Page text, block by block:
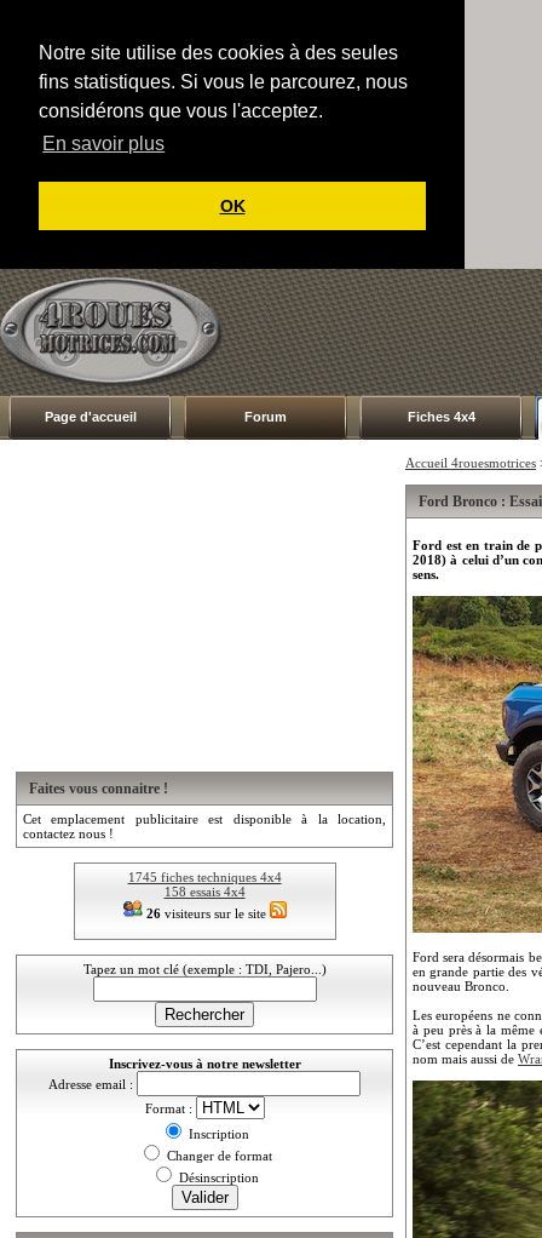
Notre site utilise des cookies à des seules
fins statistiques. Si vous le parcourez, nous
considérons que vous l'acceptez.
En savoir plus
OK
Page d'accueil Forum Fiches 4x4
Faites vous connaitre !
Cet emplacement publicitaire est disponible à la location,
contactez nous !
1745 fiches techniques 4x4
158 essais 4x4
26visiteurs sur le site
Tapez un mot clé (exemple : TDI, Pajero...)
Inscrivez-vous à notre newsletter
Adresse email :
Format :
Inscription
Changer de format
Désinscription
Accueil 4rouesmotrices
Ford Bronco : Essai
Ford est en train de
2018) à celui d’un
sens.
Ford sera désormais
en grande partie des
nouveau Bronco.
Les européens ne
à peu près à la
C’est cependant la
nom mais aussi de